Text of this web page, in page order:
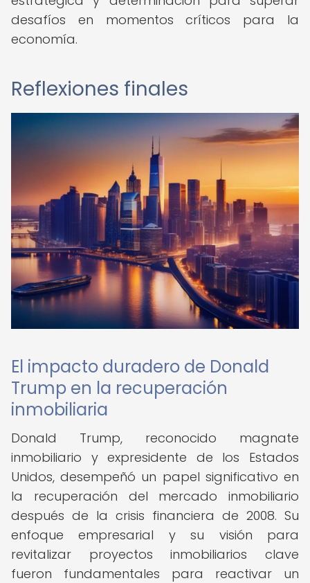
desafíos en momentos críticos para la
economía.
Reflexiones finales
El impacto duradero de Donald
Trump en la recuperación
inmobiliaria
Donald Trump, reconocido magnate
inmobiliario y expresidente de los Estados
Unidos, desempeñó un papel significativo en
la recuperación del mercado inmobiliario
después de la crisis financiera de 2008. Su
enfoque empresarial y su visión para
revitalizar proyectos inmobiliarios clave
fueron fundamentales para reactivar un